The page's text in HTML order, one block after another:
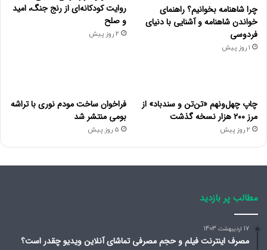
تنظیم ویژگی‌های امنیتی پس از آپدیت آیفون
پس از اتصال گوشی به اینترنت، از ما درخواست می‌شود تا با
توجه به مدل گوشی، اسکن چهره (Face ID) یا اثرانگشت ( Finger
چرا شاهنامه بخوانیم؟ راهنمای
خواندن شاهنامه و آشنایی با دنیای
فردوسی
1 روز پیش
روایت کودکانه‌ای از رنج جنگ، امید
و صلح
2 روز پیش
چاپ چهل‌ونهم «تن‌تن و سندباد» از
مرز ۲۰۰ هزار نسخه گذشت
2 روز پیش
فراخوان ساخت مودم نوری با تراشه
بومی منتشر شد
5 روز پیش
مطالب پر بازدید
17 اردیبهشت 1403
مصرف اینترنت فیلم و حجم مصرفی تماشای آنلاین ویدیو چقدر است؟